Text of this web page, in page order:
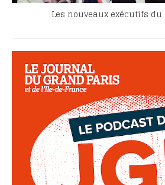
Les nouveaux exécutifs du